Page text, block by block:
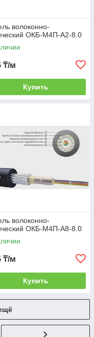
волоконно-
ОКБ-М4П-А2-8.0
₸/м
Купить
волоконно-
ОКБ-М4П-А8-8.0
₸/м
Купить